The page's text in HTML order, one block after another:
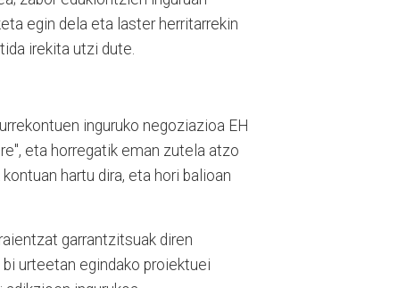
egin dela eta laster herritarrekin
irekita utzi dute.
inguruko negoziazioa EH
eta horregatik eman zutela atzo
hartu dira, eta hori balioan
garrantzitsuak diren
urteetan egindako proiektuei